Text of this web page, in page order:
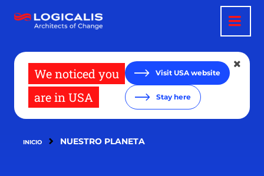
contenido
We noticed you
are in USA
Visit USA website
Stay here
INICIO NUESTRO PLANETA